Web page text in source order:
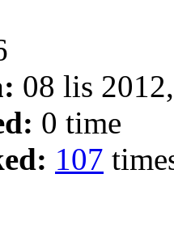
08 lis
0 time
107